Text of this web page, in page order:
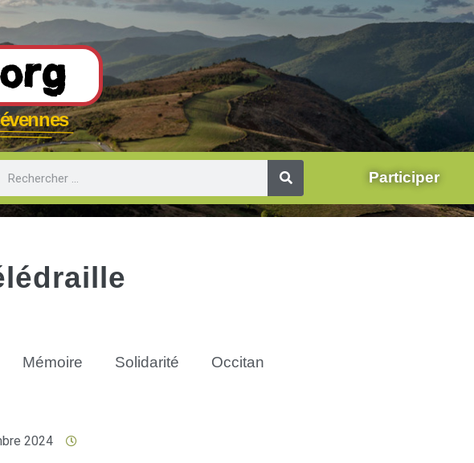
Participer
Mémoire Solidarité Occitan
2024